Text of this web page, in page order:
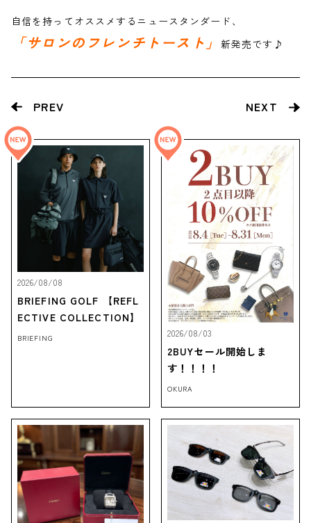
自信を持ってオススメするニュースタンダード、
「サロンのフレンチトースト」 新発売です♪
PREV NEXT
2026/08/08
BRIEFING GOLF 【REFL
ECTIVE COLLECTION】
BRIEFING 2026/08/03
2BUYセール開始しま
す！！！！
OKURA